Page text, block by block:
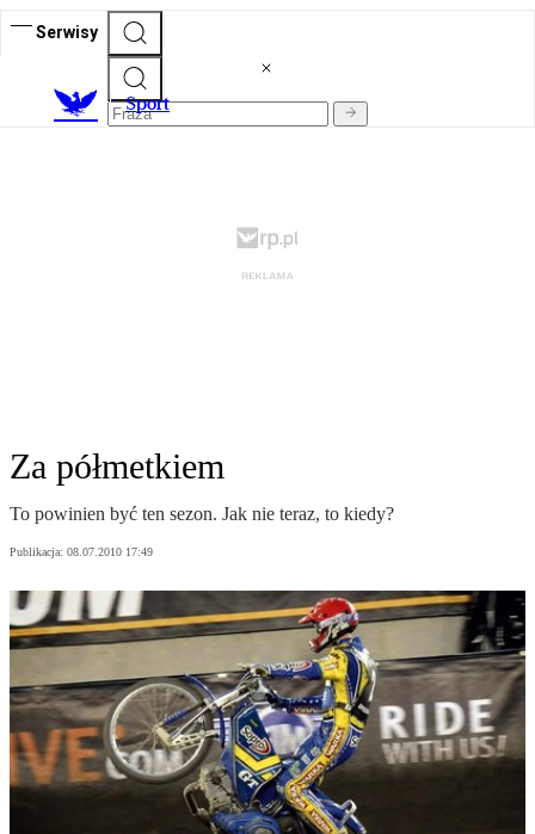
Serwisy
Sport
Za półmetkiem
To powinien być ten sezon. Jak nie teraz, to kiedy?
Publikacja: 08.07.2010 17:49